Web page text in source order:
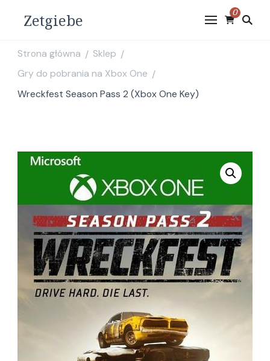
Zetgiebe 0
Strona główna / Sklep /
Gry do pobrania na Xbox One /
Wreckfest Season Pass 2 (Xbox One Key)